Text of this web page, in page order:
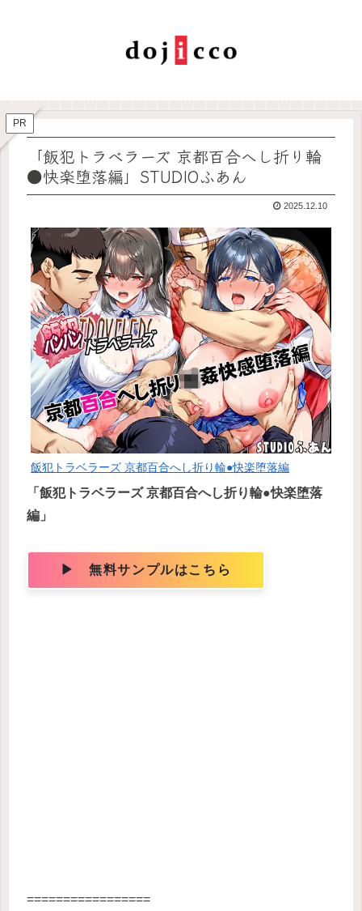
PR
「飯犯トラベラーズ 京都百合へし折り輪
●快楽堕落編」STUDIOふあん
2025.12.10
飯犯トラベラーズ 京都百合へし折り輪●快楽堕落編
「飯犯トラベラーズ 京都百合へし折り輪●快楽堕落
編」
▶ 無料サンプルはこちら
=================